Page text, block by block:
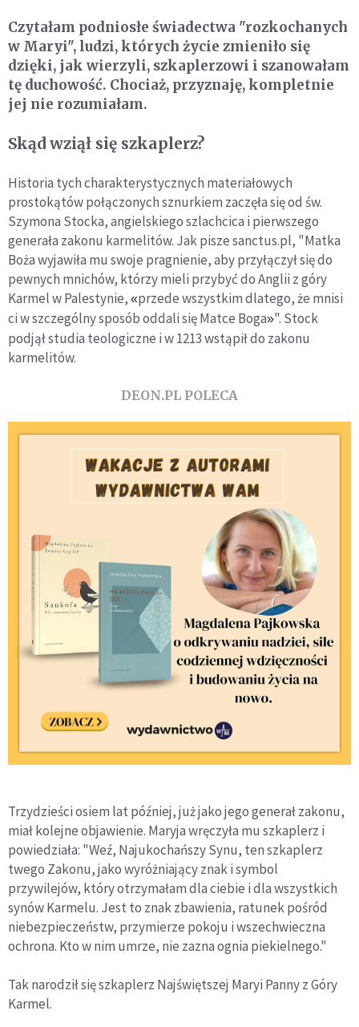
Czytałam podniosłe świadectwa "rozkochanych
w Maryi", ludzi, których życie zmieniło się
dzięki, jak wierzyli, szkaplerzowi i szanowałam
tę duchowość. Chociaż, przyznaję, kompletnie
jej nie rozumiałam.
Skąd wziął się szkaplerz?
Historia tych charakterystycznych materiałowych
prostokątów połączonych sznurkiem zaczęła się od św.
Szymona Stocka, angielskiego szlachcica i pierwszego
generała zakonu karmelitów. Jak pisze sanctus.pl, "Matka
Boża wyjawiła mu swoje pragnienie, aby przyłączył się do
pewnych mnichów, którzy mieli przybyć do Anglii z góry
Karmel w Palestynie, «przede wszystkim dlatego, że mnisi
ci w szczególny sposób oddali się Matce Boga»". Stock
podjął studia teologiczne i w 1213 wstąpił do zakonu
karmelitów.
DEON.PL POLECA
Trzydzieści osiem lat później, już jako jego generał zakonu,
miał kolejne objawienie. Maryja wręczyła mu szkaplerz i
powiedziała: "Weź, Najukochańszy Synu, ten szkaplerz
twego Zakonu, jako wyróżniający znak i symbol
przywilejów, który otrzymałam dla ciebie i dla wszystkich
synów Karmelu. Jest to znak zbawienia, ratunek pośród
niebezpieczeństw, przymierze pokoju i wszechwieczna
ochrona. Kto w nim umrze, nie zazna ognia piekielnego."
Tak narodził się szkaplerz Najświętszej Maryi Panny z Góry
Karmel.